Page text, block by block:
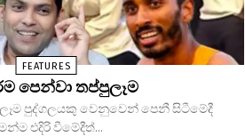
FEATURES
පෙන්වා තප්පුලෑම
පුද්ගලයකු වෙනුවෙන් පෙනී සිටීමේදී
එදිරි වීමේදීත්...